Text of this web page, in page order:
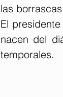
las
El
nacen del
temporales.